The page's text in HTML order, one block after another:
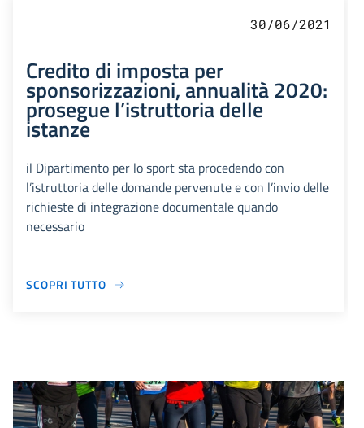
30/06/2021
Credito di imposta per
sponsorizzazioni, annualità 2020:
prosegue l’istruttoria delle
istanze
il Dipartimento per lo sport sta procedendo con
l’istruttoria delle domande pervenute e con l’invio delle
richieste di integrazione documentale quando
necessario
SCOPRI TUTTO